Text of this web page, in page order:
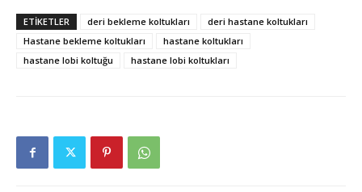
ETIKETLER deri bekleme koltukları
deri hastane koltukları
Hastane bekleme koltukları
hastane koltukları
hastane lobi koltuğu
hastane lobi koltukları